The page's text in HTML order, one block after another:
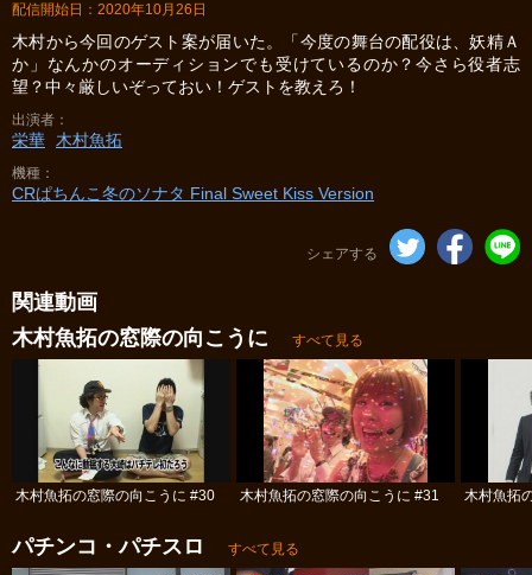
配信開始日：2020年10月26日
木村から今回のゲスト案が届いた。「今度の舞台の配役は、妖精Ａ
か」なんかのオーディションでも受けているのか？今さら役者志
望？中々厳しいぞっておい！ゲストを教えろ！
出演者
栄華 木村魚拓
機種
CRぱちんこ冬のソナタ Final Sweet Kiss Version
シェアする
関連動画
木村魚拓の窓際の向こうに
すべて見る
木村魚拓の窓際の向こうに #30 木村魚拓の窓際の向こうに #31 木村魚拓
パチンコ・パチスロ すべて見る